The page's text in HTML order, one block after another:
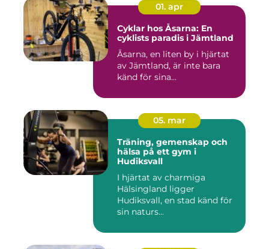
01. apr
Cyklar hos Åsarna: En
cyklists paradis i Jämtland
Åsarna, en liten by i hjärtat
av Jämtland, är inte bara
känd för sina...
05. mar
Träning, gemenskap och
hälsa på ett gym i
Hudiksvall
I hjärtat av charmiga
Hälsingland ligger
Hudiksvall, en stad känd för
sin naturs...